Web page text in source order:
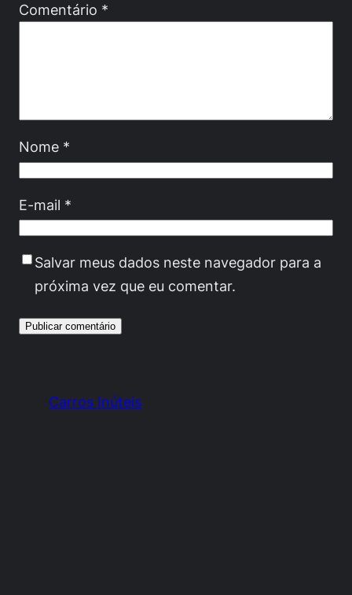
Comentário *
Nome *
E-mail *
Salvar meus dados neste navegador para a
próxima vez que eu comentar.
Carros Inúteis